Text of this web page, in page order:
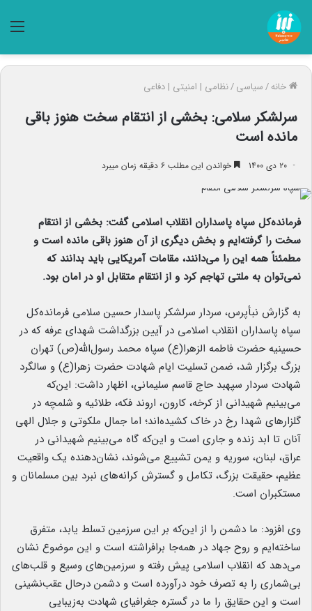
خانه/سیاسی/نظامی | امنیتی | دفاعی
سرلشکر سلامی: بخشی از انتقام سخت هنوز باقی
مانده است
۲۰ دی ۱۴۰۰ خواندن این مطلب ۶ دقیقه زمان میبرد
فرمانده‌کل سپاه پاسداران انقلاب اسلامی گفت: بخشی از انتقام
سخت را گرفته‌ایم و بخش دیگری از آن هنوز باقی مانده است و
مطمئناً همه این را می‌دانند، مقامات آمریکایی باید بدانند که
نمی‌توان به ملتی تهاجم کرد و از انتقام متقابل او در امان بود.
به گزارش نبأپرس، سردار سرلشکر پاسدار حسین سلامی فرمانده‌کل
سپاه پاسداران انقلاب اسلامی در آیین بزرگداشت شهدای عرفه که در
حسینیه حضرت فاطمه الزهرا(ع) سپاه محمد رسول‌الله(ص) تهران
بزرگ برگزار شد، ضمن تسلیت ایام شهادت حضرت زهرا(ع) و سالگرد
شهادت سردار سپهبد حاج قاسم سلیمانی، اظهار داشت: این‌که
می‌بینیم شهیدانی از کرخه، کارون، اروند فکه، طلائیه و شلمچه در
گلزارهای شهدا رخ در خاک کشیده‌اند؛ اما جمال ملکوتی و جلال الهی
آنان تا ابد زنده و جاری است و این‌که گاه می‌بینیم شهیدانی در
عراق، لبنان، سوریه و یمن تشییع می‌شوند، نشان‌دهنده یک واقعیت
عظیم، حقیقت بزرگ، تکامل و گسترش کرانه‌های نبرد بین مسلمانان و
مستکبران است.
وی افزود: ما دشمن را از این‌که بر این سرزمین تسلط یابد، متفرق
ساخته‌ایم و روح جهاد در همه‌جا برافراشته است و این موضوع نشان
می‌دهد که انقلاب اسلامی پیش رفته و سرزمین‌های وسیع و قلب‌های
بی‌شماری را به تصرف خود درآورده است و دشمن درحال عقب‌نشینی
است و این حقایق را ما در گستره جغرافیای شهادت به‌زیبایی